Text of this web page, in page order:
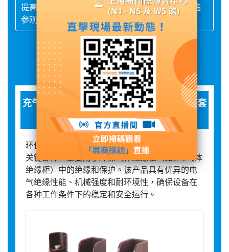
提高公司管理体系、技术水平，欢迎各界朋友莅临
参观、指导和业务洽谈。
展品詳情
充气柜、环保柜绝缘件（绝缘板、塑料件、套
管等）
环保柜半固封塑料件是专为高压电力设备设计的
关键部件，主要用于环保气体绝缘柜（如SF6气体
绝缘柜）中的绝缘和保护。该产品具有优异的电
气绝缘性能、机械强度和耐环境性，确保设备在
各种工作条件下的稳定和安全运行。